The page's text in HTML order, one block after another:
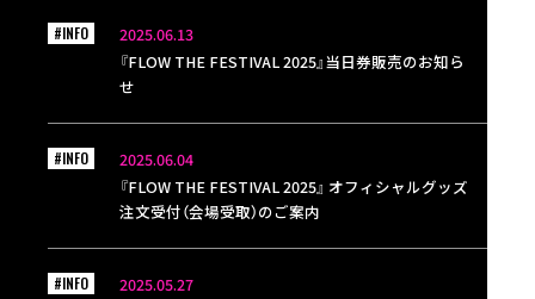
2025.06.13
『FLOW THE FESTIVAL 2025』当日券販売のお知ら
せ
#INFO
2025.06.04
『FLOW THE FESTIVAL 2025』 オフィシャルグッズ
注文受付（会場受取）のご案内
#INFO
2025.05.27
#INFO